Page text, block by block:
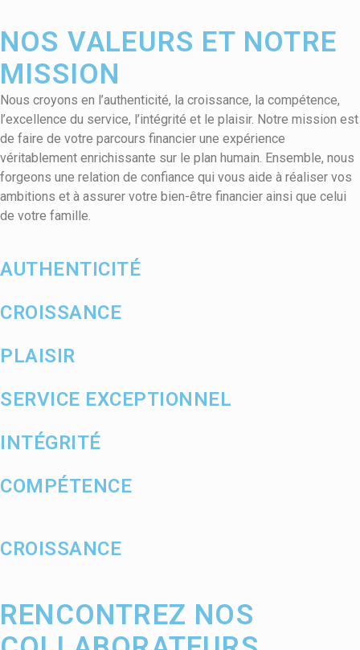
NOS VALEURS ET NOTRE
MISSION
Nous croyons en l’authenticité, la croissance, la compétence,
l’excellence du service, l’intégrité et le plaisir. Notre mission est
de faire de votre parcours financier une expérience
véritablement enrichissante sur le plan humain. Ensemble, nous
forgeons une relation de confiance qui vous aide à réaliser vos
ambitions et à assurer votre bien-être financier ainsi que celui
de votre famille.
AUTHENTICITÉ
CROISSANCE
PLAISIR
SERVICE EXCEPTIONNEL
INTÉGRITÉ
COMPÉTENCE
CROISSANCE
RENCONTREZ NOS